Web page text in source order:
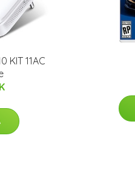
KIT 11AC